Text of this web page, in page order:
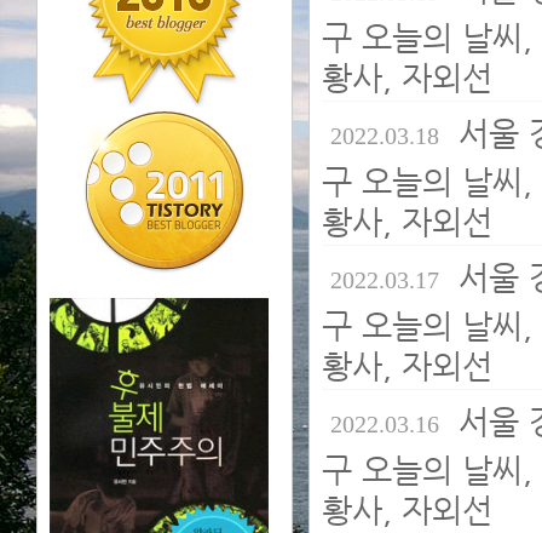
구 오늘의 날씨
황사, 자외선
2022.03.18 서울
구 오늘의 날씨
황사, 자외선
2022.03.17 서울
구 오늘의 날씨
황사, 자외선
2022.03.16 서울
구 오늘의 날씨
황사, 자외선